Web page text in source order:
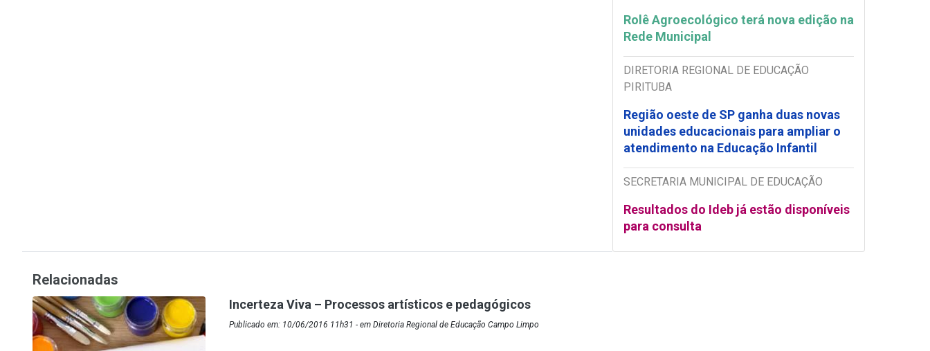
Rolê Agroecológico terá nova edição na
Rede Municipal
DIRETORIA REGIONAL DE EDUCAÇÃO
PIRITUBA
Região oeste de SP ganha duas novas
unidades educacionais para ampliar o
atendimento na Educação Infantil
SECRETARIA MUNICIPAL DE EDUCAÇÃO
Resultados do Ideb já estão disponíveis
para consulta
Relacionadas
Incerteza Viva – Processos artísticos e pedagógicos
Publicado em: 10/06/2016 11h31 - em Diretoria Regional de Educação Campo Limpo